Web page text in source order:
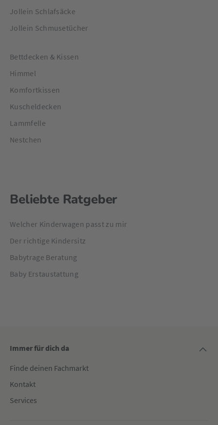
Jollein Schlafsäcke
Jollein Schmusetücher
Bettdecken & Kissen
Himmel
Komfortkissen
Kuscheldecken
Lammfelle
Nestchen
Beliebte Ratgeber
Welcher Kinderwagen passt zu mir
Der richtige Kindersitz
Babytrage Beratung
Baby Erstaustattung
Immer für dich da
Finde deinen Fachmarkt
Kontakt
Services